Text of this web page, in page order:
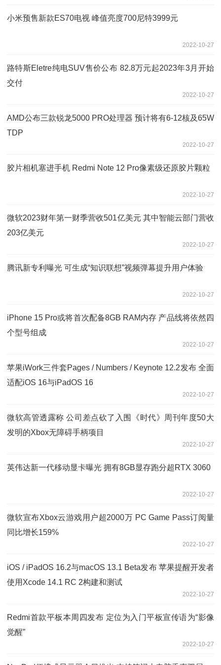
小米预售新款ES70电视 峰值亮度700尼特3999元
2022-10-27
路特斯Eletre纯电SUV售价公布 82.8万元起2023年3月开始
交付
2022-10-27
AMD公布三款锐龙5000 PRO处理器 预计将有6-12核及65W
TDP
2022-10-27
胶片相机塞进手机 Redmi Note 12 Pro像素级还原胶片颗粒
2022-10-27
微软2023财年第一财季营收501亿美元 其中智能云部门营收
203亿美元
2022-10-27
腾讯新专利曝光 可生成“知识联想”视频弹幕提升用户体验
2022-10-27
iPhone 15 Pro或将首次配备8GB RAM内存 产品线将依然四
个型号组成
2022-10-27
苹果iWork三件套Pages / Numbers / Keynote 12.2发布 全面
适配iOS 16与iPadOS 16
2022-10-27
微软高管透露称 公司差点砍了入围《时代》周刊年度50大
发明的Xbox无障碍手柄项目
2022-10-27
英伟达新一代移动显卡曝光 拥有8GB显存跑分超RTX 3060
2022-10-27
微软宣布Xbox云游戏用户超2000万 PC Game Pass订阅量
同比增长159%
2022-10-27
iOS / iPadOS 16.2与macOS 13.1 Beta发布 苹果提醒开发者
使用Xcode 14.1 RC 2构建和测试
2022-10-27
Redmi首款平板本周四发布 定位为入门平板宣传语为“影像
觉醒”
2022-10-27